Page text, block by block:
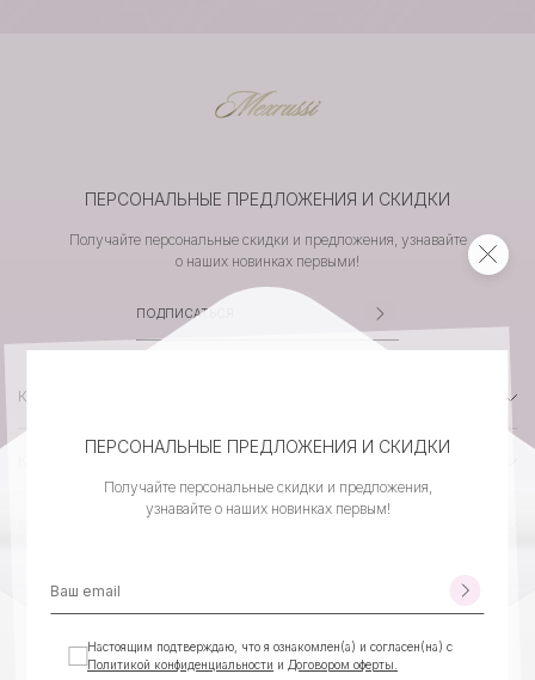
ПЕРСОНАЛЬНЫЕ ПРЕДЛОЖЕНИЯ И СКИДКИ
Получайте персональные скидки и предложения, узнавайте
о наших новинках первыми!
КАТАЛОГ
КОНТАКТЫ
ПЕРСОНАЛЬНЫЕ ПРЕДЛОЖЕНИЯ И СКИДКИ
Получайте персональные скидки и предложения,
узнавайте о наших новинках первым!
Настоящим подтверждаю, что я ознакомлен(а) и согласен(на) с
Политикой конфиденциальности и Договором оферты.